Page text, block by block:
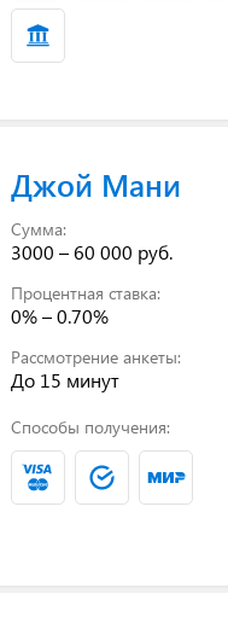
Джой Мани
Сумма:
3000 – 60 000 руб.
Процентная ставка:
0% – 0.70%
Рассмотрение анкеты:
До 15 минут
Способы получения: